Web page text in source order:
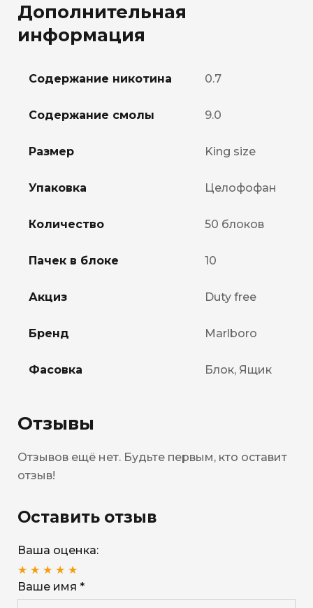
Дополнительная
информация
Содержание никотина 0.7
Содержание смолы 9.0
Размер King size
Упаковка Целофофан
Количество 50 блоков
Пачек в блоке 10
Акциз Duty free
Бренд Marlboro
Фасовка Блок, Ящик
Отзывы
Отзывов ещё нет. Будьте первым, кто оставит
отзыв!
Оставить отзыв
Ваша оценка:
★ ★ ★ ★ ★
Ваше имя *